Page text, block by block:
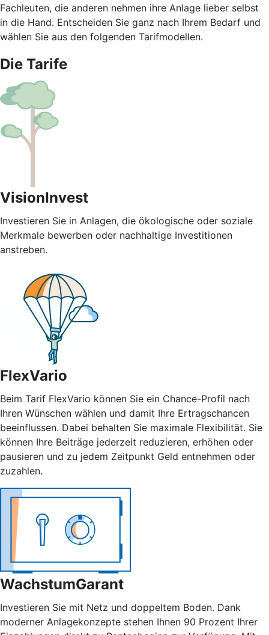
Fachleuten, die anderen nehmen ihre Anlage lieber selbst
in die Hand. Entscheiden Sie ganz nach Ihrem Bedarf und
wählen Sie aus den folgenden Tarifmodellen.
Die Tarife
VisionInvest
Investieren Sie in Anlagen, die ökologische oder soziale
Merkmale bewerben oder nachhaltige Investitionen
anstreben.
FlexVario
Beim Tarif FlexVario können Sie ein Chance-Profil nach
Ihren Wünschen wählen und damit Ihre Ertragschancen
beeinflussen. Dabei behalten Sie maximale Flexibilität. Sie
können Ihre Beiträge jederzeit reduzieren, erhöhen oder
pausieren und zu jedem Zeitpunkt Geld entnehmen oder
zuzahlen.
WachstumGarant
Investieren Sie mit Netz und doppeltem Boden. Dank
moderner Anlagekonzepte stehen Ihnen 90 Prozent Ihrer